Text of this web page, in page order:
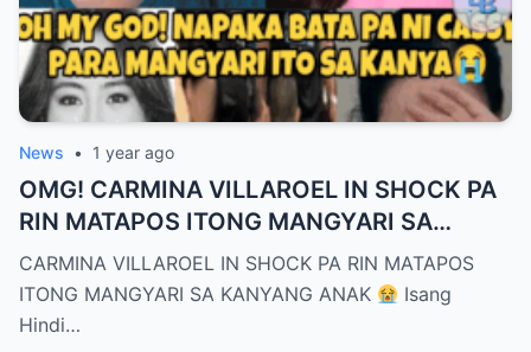
News • 1 year ago
OMG! CARMINA VILLAROEL IN SHOCK PA
RIN MATAPOS ITONG MANGYARI SA
KANYANG ANAK
CARMINA VILLAROEL IN SHOCK PA RIN MATAPOS
ITONG MANGYARI SA KANYANG ANAK
Isang
Hindi…